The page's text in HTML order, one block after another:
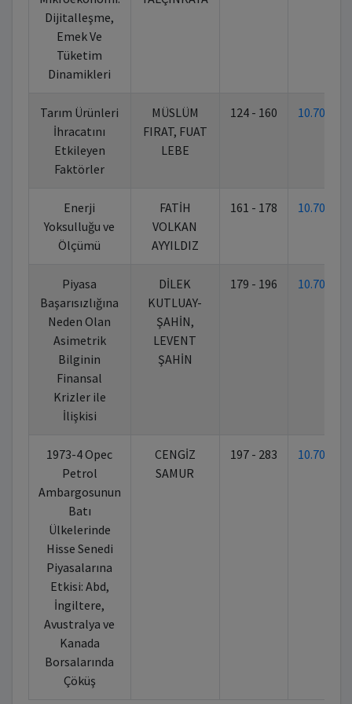
Dijitalleşme,
Emek Ve
Tüketim
Dinamikleri
Tarım Ürünleri
İhracatını
Etkileyen
Faktörler
MÜSLÜM
FIRAT, FUAT
LEBE
124 - 160 10.70269/
Enerji
Yoksulluğu ve
Ölçümü
FATİH
VOLKAN
AYYILDIZ
161 - 178 10.70269/
Piyasa
Başarısızlığına
Neden Olan
Asimetrik
Bilginin
Finansal
Krizler ile
İlişkisi
DİLEK
KUTLUAY-
ŞAHİN,
LEVENT
ŞAHİN
179 - 196 10.70269/
1973-4 Opec
Petrol
Ambargosunun
Batı
Ülkelerinde
Hisse Senedi
Piyasalarına
Etkisi: Abd,
İngiltere,
Avustralya ve
Kanada
Borsalarında
Çöküş
CENGİZ
SAMUR
197 - 283 10.70269/